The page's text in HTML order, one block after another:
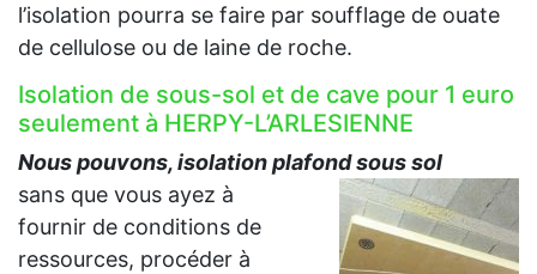
l’isolation pourra se faire par soufflage de ouate
de cellulose ou de laine de roche.
Isolation de sous-sol et de cave pour 1 euro
seulement à HERPY-L’ARLESIENNE
Nous pouvons, isolation plafond sous sol
sans que vous ayez à
fournir de conditions de
ressources, procéder à